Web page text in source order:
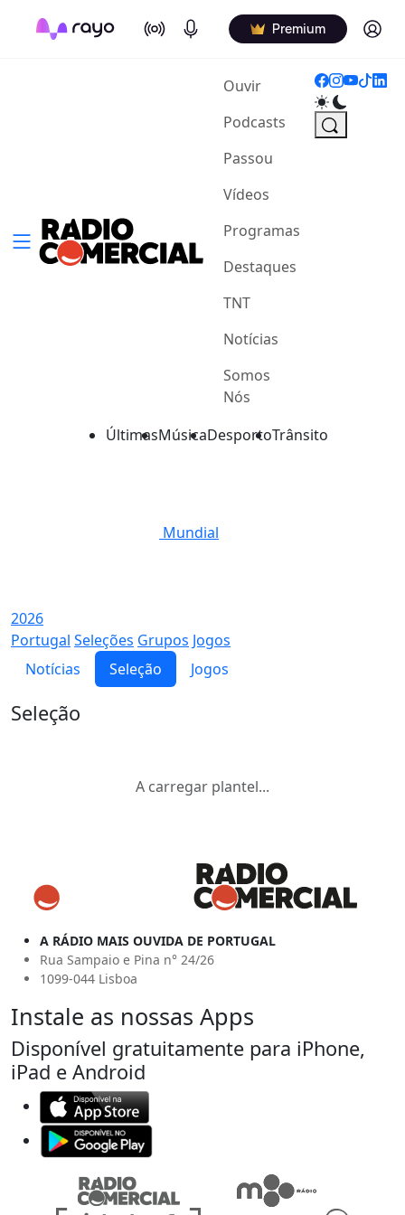
On Air Podcasts Premium Log in
Ouvir(current)
Podcasts
Passou
Vídeos
Programas
Destaques
TNT
Notícias
Somos
Nós
ÚltimasMúsicaDesportoTrânsito
Mundial
2026
Portugal Seleções Grupos Jogos
Notícias
Seleção Jogos
Seleção
A carregar plantel...
A RÁDIO MAIS OUVIDA DE PORTUGAL
Rua Sampaio e Pina n° 24/26
1099-044 Lisboa
Instale as nossas Apps
Disponível gratuitamente para iPhone,
iPad e Android